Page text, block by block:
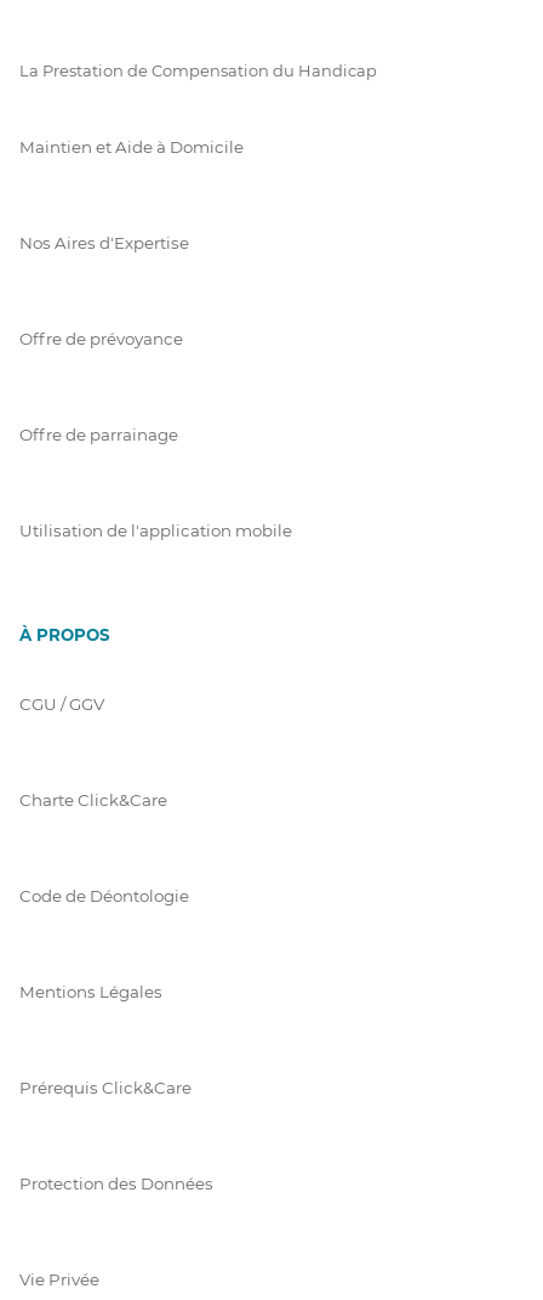
La Prestation de Compensation du Handicap
Maintien et Aide à Domicile
Nos Aires d'Expertise
Offre de prévoyance
Offre de parrainage
Utilisation de l'application mobile
À PROPOS
CGU / GGV
Charte Click&Care
Code de Déontologie
Mentions Légales
Prérequis Click&Care
Protection des Données
Vie Privée